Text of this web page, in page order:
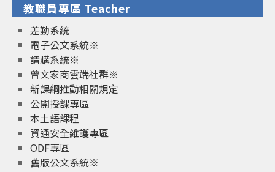
教職員專區 Teacher
差勤系統
電子公文系統※
請購系統※
曾文家商雲端社群※
新課綱推動相關規定
公開授課專區
本土語課程
資通安全維護專區
ODF專區
舊版公文系統※